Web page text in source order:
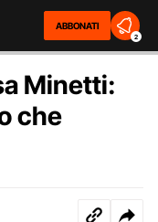
ABBONATI
2
Minetti:
che